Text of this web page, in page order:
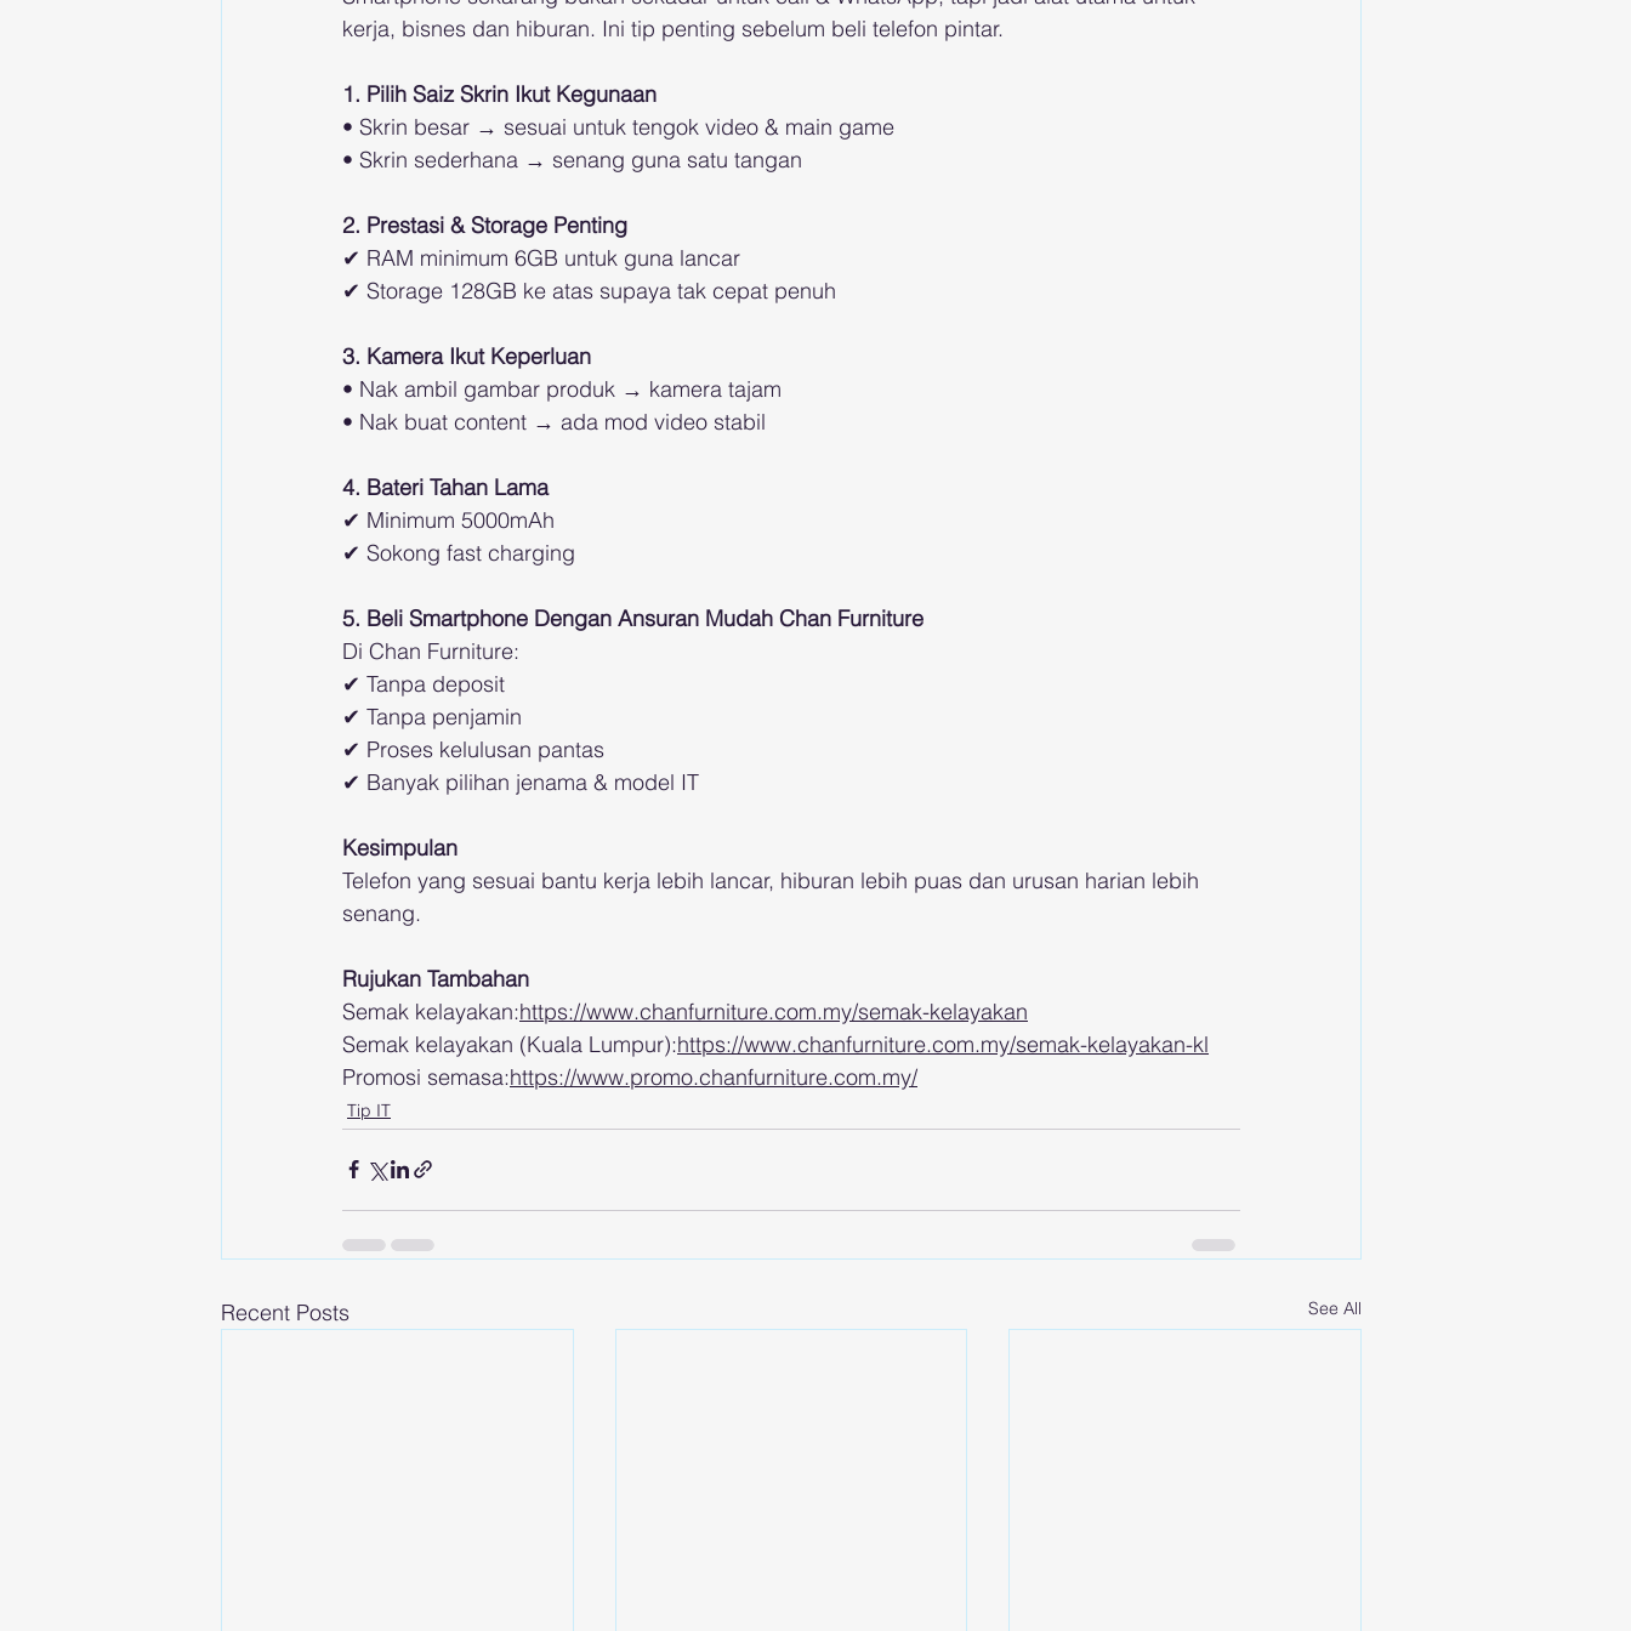
kerja, bisnes dan hiburan. Ini tip penting sebelum beli telefon pintar.
1. Pilih Saiz Skrin Ikut Kegunaan
• Skrin besar → sesuai untuk tengok video & main game
• Skrin sederhana → senang guna satu tangan
2. Prestasi & Storage Penting
✔ RAM minimum 6GB untuk guna lancar
✔ Storage 128GB ke atas supaya tak cepat penuh
3. Kamera Ikut Keperluan
• Nak ambil gambar produk → kamera tajam
• Nak buat content → ada mod video stabil
4. Bateri Tahan Lama
✔ Minimum 5000mAh
✔ Sokong fast charging
5. Beli Smartphone Dengan Ansuran Mudah Chan Furniture
Di Chan Furniture:
✔ Tanpa deposit
✔ Tanpa penjamin
✔ Proses kelulusan pantas
✔ Banyak pilihan jenama & model IT
Kesimpulan
Telefon yang sesuai bantu kerja lebih lancar, hiburan lebih puas dan urusan harian lebih
senang.
Rujukan Tambahan
Semak kelayakan:https://www.chanfurniture.com.my/semak-kelayakan
Semak kelayakan (Kuala Lumpur):https://www.chanfurniture.com.my/semak-kelayakan-kl
Promosi semasa:https://www.promo.chanfurniture.com.my/
Tip IT
Recent Posts See All